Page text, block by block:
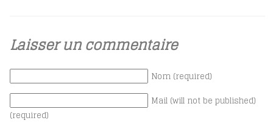
Laisser un commentaire
Nom (required)
Mail (will not be published)
(required)